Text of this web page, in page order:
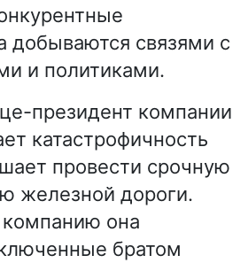
добываются связями с
и политиками.
президент компании
катастрофичность
провести срочную
железной дороги.
она
братом